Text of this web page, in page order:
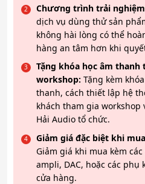
Chương trình trải
dịch vụ dùng thử sản
không hài lòng có thể
hàng an tâm hơn khi
Tặng khóa học âm
workshop: Tặng kèm
thanh, cách thiết lập hệ
khách tham gia workshop
Hải Audio tổ chức.
Giảm giá đặc biệt khi
Giảm giá khi mua kèm
ampli, DAC, hoặc các phụ
cửa hàng.